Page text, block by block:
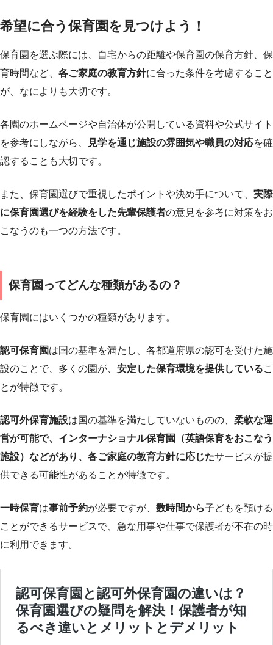
希望に合う保育園を見つけよう！
保育園を選ぶ際には、自宅からの距離や保育園の保育方針、保
育時間など、 各ご家庭の教育方針に合った条件を考慮すること
が、なによりも大切です。
各園のホームページや自治体が公開している資料や公式サイト
を参考にしながら、
見学を通じ施設の雰囲気や職員の対応を確
認することも大切です。
また、保育園選びで重視したポイントや決め手について、 実際
に保育園選びを経験をした先輩保護者の意見を参考に対策をお
こなうのも一つの方法です。
保育園ってどんな種類があるの？
保育園にはいくつかの種類があります。
認可保育園は国の基準を満たし、各都道府県の認可を受けた施
設のことで、多くの園が、 安定した保育環境を提供しているこ
とが特徴です。
認可外保育施設は国の基準を満たしていないものの、 柔軟な運
営が可能で、インターナショナル保育園（英語保育をおこなう
施設）などがあり、各ご家庭の教育方針に応じたサービスが提
供できる可能性があることが特徴です。
一時保育は事前予約が必要ですが、 数時間から子どもを預ける
ことができるサービスで、急な用事や仕事で保護者が不在の時
に利用できます。